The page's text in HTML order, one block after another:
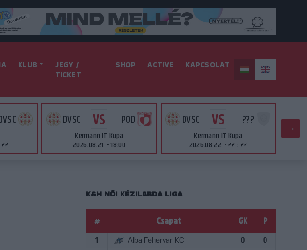
KLUB
JEGY /
TICKET
SHOP ACTIVE KAPCSOLAT
DVSC VS POD
Kermann IT Kupa
2026.08.21. - 18:00
DVSC VS ???
Kermann IT Kupa
2026.08.22. - ?? : ??
K&H NŐI KÉZILABDA LIGA
# Csapat GK P
1 Alba Fehérvár KC 0
0